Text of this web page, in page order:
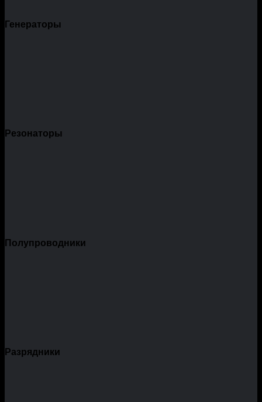
Генераторы
Резонаторы
Полупроводники
Разрядники